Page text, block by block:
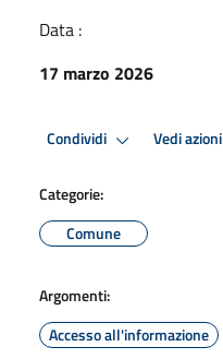
Data :
17 marzo 2026
Condividi Vedi azioni
Categorie:
Comune
Argomenti:
Accesso all'informazione